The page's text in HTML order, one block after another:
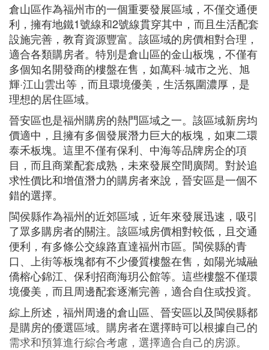
倉山區作為福州市的一個重要發展區域，不僅交通便
利，擁有地鐵1號線和2號線貫穿其中，而且生活配套
設施完善，教育資源豐富。該區域的房價相對合理，
適合各類購房者。特別是倉山區的金山板塊，不僅有
多個知名開發商的樓盤在售，如萬科·城市之光、旭
輝·江山雲出等，而且環境優美，生活氛圍濃厚，是
理想的居住區域。
晉安區也是福州購房的熱門區域之一。該區域新房均
價適中，且擁有多個發展潛力巨大的板塊，如東二環
泰禾板塊。這里不僅有保利、中海等品牌房企的項
目，而且商業配套成熟，未來發展空間廣闊。對於追
求性價比和增值潛力的購房者來說，晉安區是一個不
錯的選擇。
閩侯縣作為福州的近郊區域，近年來發展迅速，吸引
了眾多購房者的關注。該區域房價相對較低，且交通
便利，有多條公交線路直達福州市區。閩侯縣的青
口、上街等板塊都有不少優質樓盤在售，如陽光城融
僑榕心錦江、保利招商海玥公館等。這些樓盤不僅環
境優美，而且周邊配套逐漸完善，適合自住或投資。
綜上所述，福州周邊的倉山區、晉安區以及閩侯縣都
是購房的優選區域。購房者在選擇時可以根據自己的
需求和預算進行綜合考慮，選擇適合自己的房源。